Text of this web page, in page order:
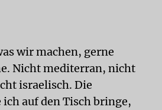
wir machen, gerne
Nicht mediterran, nicht
israelisch. Die
ich auf den Tisch bringe,